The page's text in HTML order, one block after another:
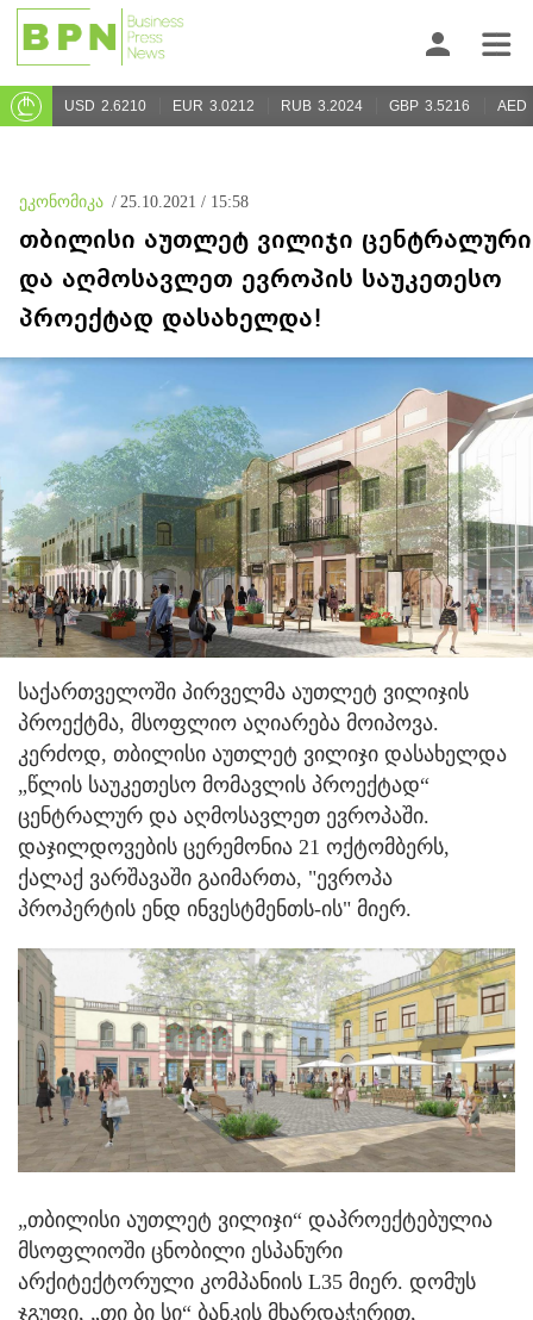
USD 2.6210 EUR 3.0212 RUB 3.2024 GBP 3.5216 AED
ეკონომიკა / 25.10.2021 / 15:58
თბილისი აუთლეტ ვილიჯი ცენტრალური
და აღმოსავლეთ ევროპის საუკეთესო
პროექტად დასახელდა!
საქართველოში პირველმა აუთლეტ ვილიჯის
პროექტმა, მსოფლიო აღიარება მოიპოვა.
კერძოდ, თბილისი აუთლეტ ვილიჯი დასახელდა
„წლის საუკეთესო მომავლის პროექტად“
ცენტრალურ და აღმოსავლეთ ევროპაში.
დაჯილდოვების ცერემონია 21 ოქტომბერს,
ქალაქ ვარშავაში გაიმართა, "ევროპა
პროპერტის ენდ ინვესტმენთს-ის" მიერ.
„თბილისი აუთლეტ ვილიჯი“ დაპროექტებულია
მსოფლიოში ცნობილი ესპანური
არქიტექტორული კომპანიის L35 მიერ. დომუს
ჯგუფი, „თი ბი სი“ ბანკის მხარდაჭერით,